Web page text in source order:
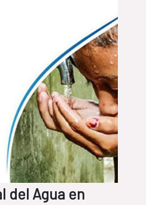
del Agua en